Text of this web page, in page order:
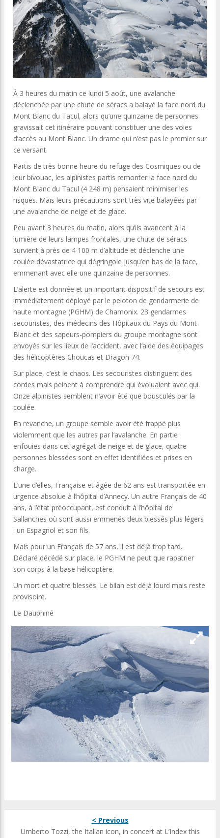
À 3 heures du matin ce lundi 5 août, une avalanche
déclenchée par une chute de séracs a balayé la face nord du
Mont Blanc du Tacul, alors qu’une quinzaine de personnes
gravissait cet itinéraire pouvant constituer une des voies
d’accès au Mont Blanc. Un drame qui n’est pas le premier sur
ce versant.
Partis de très bonne heure du refuge des Cosmiques ou de
leur bivouac, les alpinistes partis remonter la face nord du
Mont Blanc du Tacul (4 248 m) pensaient minimiser les
risques. Mais leurs précautions sont très vite balayées par
une avalanche de neige et de glace.
Peu avant 3 heures du matin, alors qu’ils avancent à la
lumière de leurs lampes frontales, une chute de séracs
survient à près de 4 100 m d’altitude et déclenche une
coulée dévastatrice qui dégringole jusqu’en bas de la face,
emmenant avec elle une quinzaine de personnes.
L’alerte est donnée et un important dispositif de secours est
immédiatement déployé par le peloton de gendarmerie de
haute montagne (PGHM) de Chamonix. 23 gendarmes
secouristes, des médecins des Hôpitaux du Pays du Mont-
Blanc et des sapeurs-pompiers du groupe montagne sont
envoyés sur les lieux de l’accident, avec l’aide des équipages
des hélicoptères Choucas et Dragon 74.
Sur place, c’est le chaos. Les secouristes distinguent des
cordes mais peinent à comprendre qui évoluaient avec qui.
Onze alpinistes semblent n’avoir été que bousculés par la
coulée.
En revanche, un groupe semble avoir été frappé plus
violemment que les autres par l’avalanche. En partie
enfouies dans cet agrégat de neige et de glace, quatre
personnes blessées sont en effet identifiées et prises en
charge.
L’une d’elles, Française et âgée de 62 ans est transportée en
urgence absolue à l’hôpital d’Annecy. Un autre Français de 40
ans, à l’état préoccupant, est conduit à l’hôpital de
Sallanches où sont aussi emmenés deux blessés plus légers
: un Espagnol et son fils.
Mais pour un Français de 57 ans, il est déjà trop tard.
Déclaré décédé sur place, le PGHM ne peut que rapatrier
son corps à la base hélicoptère.
Un mort et quatre blessés. Le bilan est déjà lourd mais reste
provisoire.
Le Dauphiné
< Previous
Umberto Tozzi, the Italian icon, in concert at L’Index this